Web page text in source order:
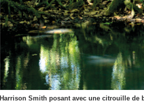
Harrison Smith posant avec une citrouille de